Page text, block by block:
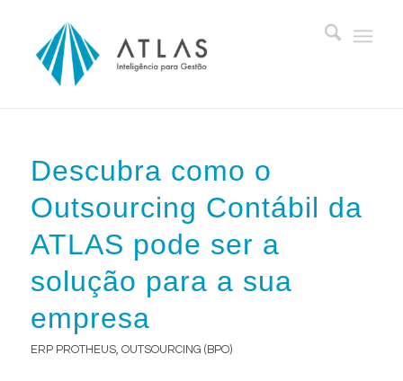
Descubra como o
Outsourcing Contábil da
ATLAS pode ser a
solução para a sua
empresa
ERP PROTHEUS, OUTSOURCING (BPO)